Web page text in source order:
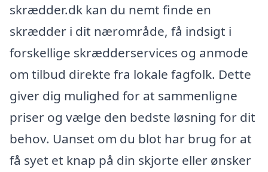
skrædder.dk kan du nemt finde en
skrædder i dit nærområde, få indsigt i
forskellige skrædderservices og anmode
om tilbud direkte fra lokale fagfolk. Dette
giver dig mulighed for at sammenligne
priser og vælge den bedste løsning for dit
behov. Uanset om du blot har brug for at
få syet et knap på din skjorte eller ønsker